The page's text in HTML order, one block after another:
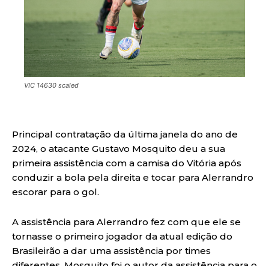
VIC 14630 scaled
Principal contratação da última janela do ano de
2024, o atacante Gustavo Mosquito deu a sua
primeira assistência com a camisa do Vitória após
conduzir a bola pela direita e tocar para Alerrandro
escorar para o gol.
A assistência para Alerrandro fez com que ele se
tornasse o primeiro jogador da atual edição do
Brasileirão a dar uma assistência por times